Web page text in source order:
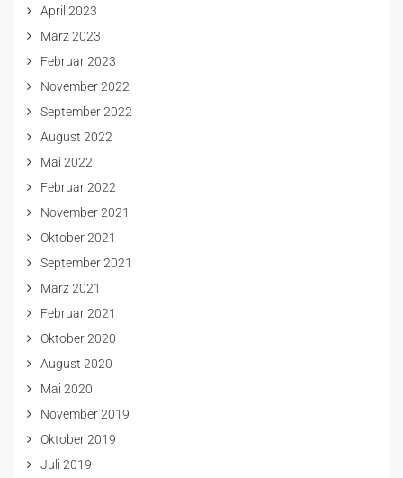
April 2023
März 2023
Februar 2023
November 2022
September 2022
August 2022
Mai 2022
Februar 2022
November 2021
Oktober 2021
September 2021
März 2021
Februar 2021
Oktober 2020
August 2020
Mai 2020
November 2019
Oktober 2019
Juli 2019